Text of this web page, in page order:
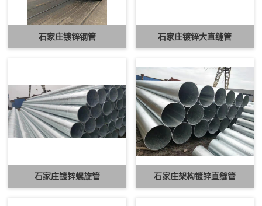
石家庄镀锌钢管 石家庄镀锌大直缝管
石家庄镀锌螺旋管 石家庄架构镀锌直缝管